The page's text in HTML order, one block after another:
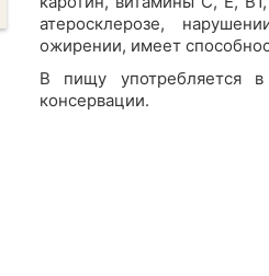
атеросклерозе,
ожирении, имеет
В пищу употребляется
консервации.